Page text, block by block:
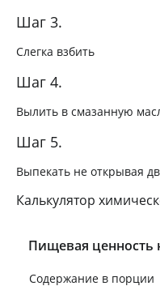
Шаг 3.
Слегка взбить
Шаг 4.
Вылить в смазанную
Шаг 5.
Выпекать не открывая
Калькулятор
Пищевая ценность
Содержание в порции